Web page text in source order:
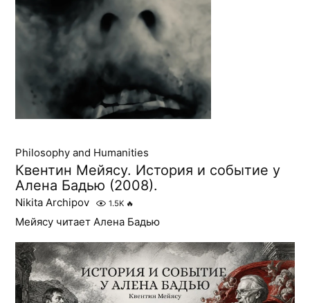
Philosophy and Humanities
Квентин Мейясу. История и событие у
Алена Бадью (2008).
Nikita Archipov 1.5K 🔥
Мейясу читает Алена Бадью